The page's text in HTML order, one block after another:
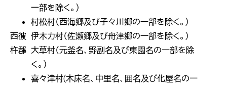
西彼
杵郡
一部を除く。）
村松村（西海郷及び子々川郷の一部を除く。）
伊木力村（佐瀬郷及び舟津郷の一部を除く。）
大草村（元釜名、野副名及び東園名の一部を除
く。）
喜々津村(木床名、中里名、囲名及び化屋名の一